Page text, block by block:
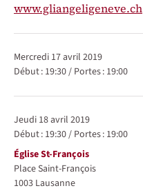
www.gliangeligeneve.ch
mercredi 17 avril 2019
Début : 19:30/ Portes : 19:00
jeudi 18 avril 2019
Début : 19:30/ Portes : 19:00
Lieu
Église St-François
Place Saint-François
1003 Lausanne